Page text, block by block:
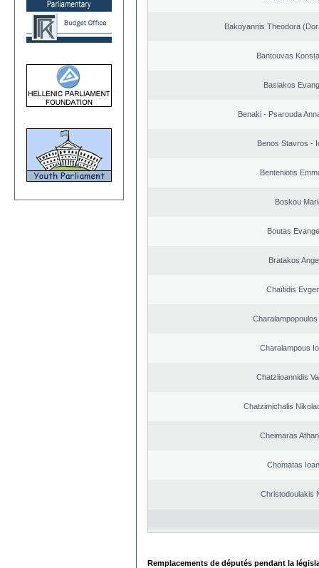
Bakoyannis Theodora
Bantouvas
Basiakos
Benaki - Psarouda
Benos Stavros -
Benteniotis
Boskou
Boutas
Bratakos
Chaïtidis
Charalampous
Chatziioannidis
Chatzimichalis
Cheimaras
Chomatas
Christodoulakis
Remplacements de députés pendant la